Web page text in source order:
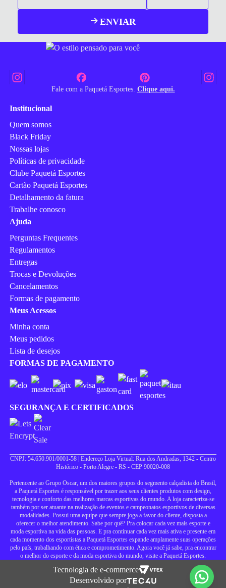
ENVIAR
Fale com a Paquetá Esportes. Clique aqui.
Institucional
Quem somos
Black Friday
Nossas lojas
Políticas de privacidade
Clube Paquetá Esportes
Cartão Paquetá Esportes
Detalhamento da fatura
Trabalhe conosco
Ajuda
Perguntas Frequentes
Regulamentos
Entregas
Trocas e Devoluções
Cancelamentos
Formas de pagamento
Meus Acessos
Minha conta
Meus pedidos
Lista de desejos
FORMAS DE PAGAMENTO
SEGURANÇA E CERTIFICADOS
CNPJ: 54.650.901/0001-58 | Endereço Loja Virtual: Rua dos Andradas, 1342 - Centro
Histórico - Porto Alegre - RS - CEP 90020-008
Pertencente ao Grupo Oscar, um dos maiores grupos do segmento calçadista do Brasil,
a Paquetá Esportes é responsável por trazer aos seus clientes produtos com design,
tecnologia e conforto das melhores marcas esportivas do mundo. A loja caracteriza-se
também por ser atuante na realização de eventos e campeonatos esportivos de diversas
modalidades. Possui uma equipe que sempre joga a favor do cliente, disposta a
oferecer o melhor atendimento. Sabe por quê? Pra colocar cada vez mais esporte e
moda esportiva na vida das pessoas. E pra continuar cada vez mais ativa e presente em
cada momento dos esportistas a Paquetá Esportes expande amplamente suas operações
pelo país, trabalhando com ética e comprometimento. Agora você já sabe, pra encontrar
o melhor do esporte e da moda esportiva do mundo, visite a Paquetá Esportes.
Tecnologia de e-commerce
Desenvolvido por